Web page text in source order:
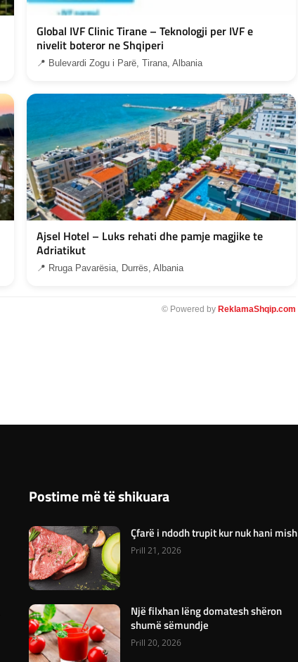
Global IVF Clinic Tirane – Teknologji per IVF e
nivelit boteror ne Shqiperi
📍 Bulevardi Zogu i Parë, Tirana, Albania
Ajsel Hotel – Luks rehati dhe pamje magjike te
Adriatikut
📍 Rruga Pavarësia, Durrës, Albania
© Powered by ReklamaShqip.com
Postime më të shikuara
Çfarë i ndodh trupit kur nuk hani mish
Prill 21, 2026
Një filxhan lëng domatesh shëron
shumë sëmundje
Prill 20, 2026